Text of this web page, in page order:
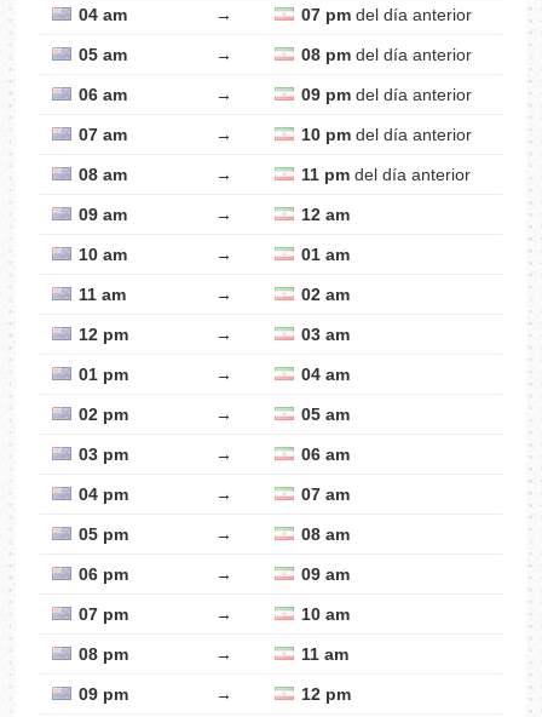
04 am → 07 pm del día anterior
05 am → 08 pm del día anterior
06 am → 09 pm del día anterior
07 am → 10 pm del día anterior
08 am → 11 pm del día anterior
09 am → 12 am
10 am → 01 am
11 am → 02 am
12 pm → 03 am
01 pm → 04 am
02 pm → 05 am
03 pm → 06 am
04 pm → 07 am
05 pm → 08 am
06 pm → 09 am
07 pm → 10 am
08 pm → 11 am
09 pm → 12 pm